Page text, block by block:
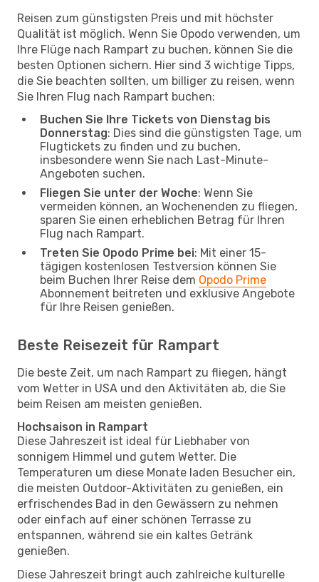
Reisen zum günstigsten Preis und mit höchster
Qualität ist möglich. Wenn Sie Opodo verwenden, um
Ihre Flüge nach Rampart zu buchen, können Sie die
besten Optionen sichern. Hier sind 3 wichtige Tipps,
die Sie beachten sollten, um billiger zu reisen, wenn
Sie Ihren Flug nach Rampart buchen:
Buchen Sie Ihre Tickets von Dienstag bis
Donnerstag: Dies sind die günstigsten Tage, um
Flugtickets zu finden und zu buchen,
insbesondere wenn Sie nach Last-Minute-
Angeboten suchen.
Fliegen Sie unter der Woche: Wenn Sie
vermeiden können, an Wochenenden zu fliegen,
sparen Sie einen erheblichen Betrag für Ihren
Flug nach Rampart.
Treten Sie Opodo Prime bei: Mit einer 15-
tägigen kostenlosen Testversion können Sie
beim Buchen Ihrer Reise dem Opodo Prime
Abonnement beitreten und exklusive Angebote
für Ihre Reisen genießen.
Beste Reisezeit für Rampart
Die beste Zeit, um nach Rampart zu fliegen, hängt
vom Wetter in USA und den Aktivitäten ab, die Sie
beim Reisen am meisten genießen.
Hochsaison in Rampart
Diese Jahreszeit ist ideal für Liebhaber von
sonnigem Himmel und gutem Wetter. Die
Temperaturen um diese Monate laden Besucher ein,
die meisten Outdoor-Aktivitäten zu genießen, ein
erfrischendes Bad in den Gewässern zu nehmen
oder einfach auf einer schönen Terrasse zu
entspannen, während sie ein kaltes Getränk
genießen.
Diese Jahreszeit bringt auch zahlreiche kulturelle